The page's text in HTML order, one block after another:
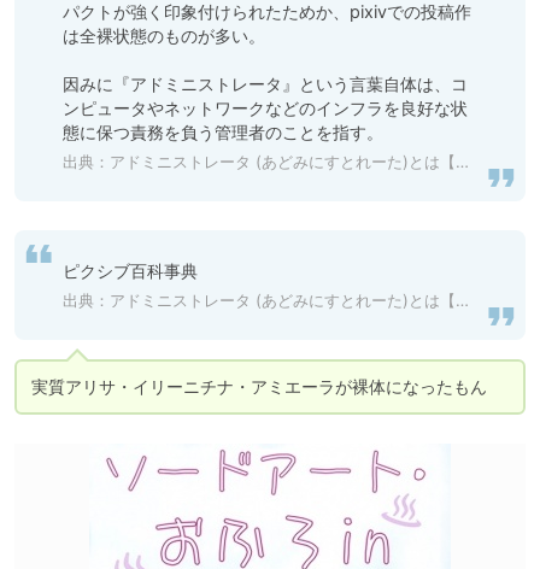
パクトが強く印象付けられたためか、pixivでの投稿作
は全裸状態のものが多い。
因みに『アドミニストレータ』という言葉自体は、コ
ンピュータやネットワークなどのインフラを良好な状
態に保つ責務を負う管理者のことを指す。
出典： アドミニストレータ (あどみにすとれーた)とは【ピクシブ百科事典】
ピクシブ百科事典
出典： アドミニストレータ (あどみにすとれーた)とは【ピクシブ百科事典】
実質アリサ・イリーニチナ・アミエーラが裸体になったもん